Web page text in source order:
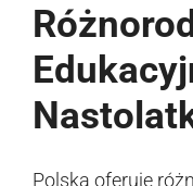
Polska oferuje